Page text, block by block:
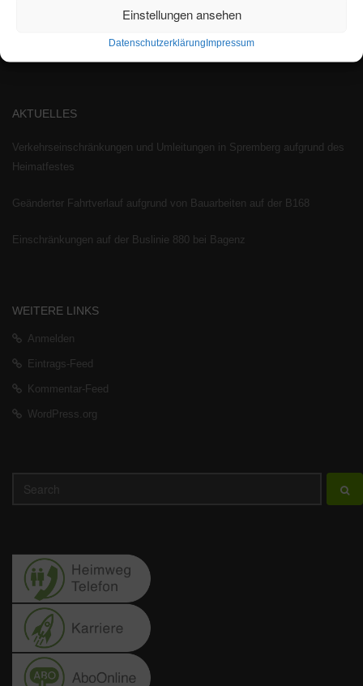
Einstellungen ansehen
DatenschutzerklärungImpressum
wesentlichen Beitrag zur Schonung der Umwelt und erhöhen die
AKTUELLES
Verkehrseinschränkungen und Umleitungen in Spremberg aufgrund des
Heimatfestes
Geänderter Fahrtverlauf aufgrund von Bauarbeiten auf der B168
Einschränkungen auf der Buslinie 880 bei Bagenz
WEITERE LINKS
Anmelden
Eintrags-Feed
Kommentar-Feed
WordPress.org